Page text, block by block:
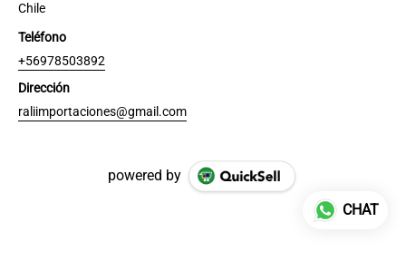
Chile
Teléfono
+56978503892
Dirección
raliimportaciones@gmail.com
powered by
CHAT